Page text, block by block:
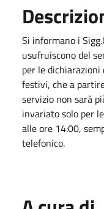
Si informano i
usufruiscono del
per le dichiarazioni
festivi, che a
servizio non sarà
invariato solo per
alle ore 14:00,
telefonico.